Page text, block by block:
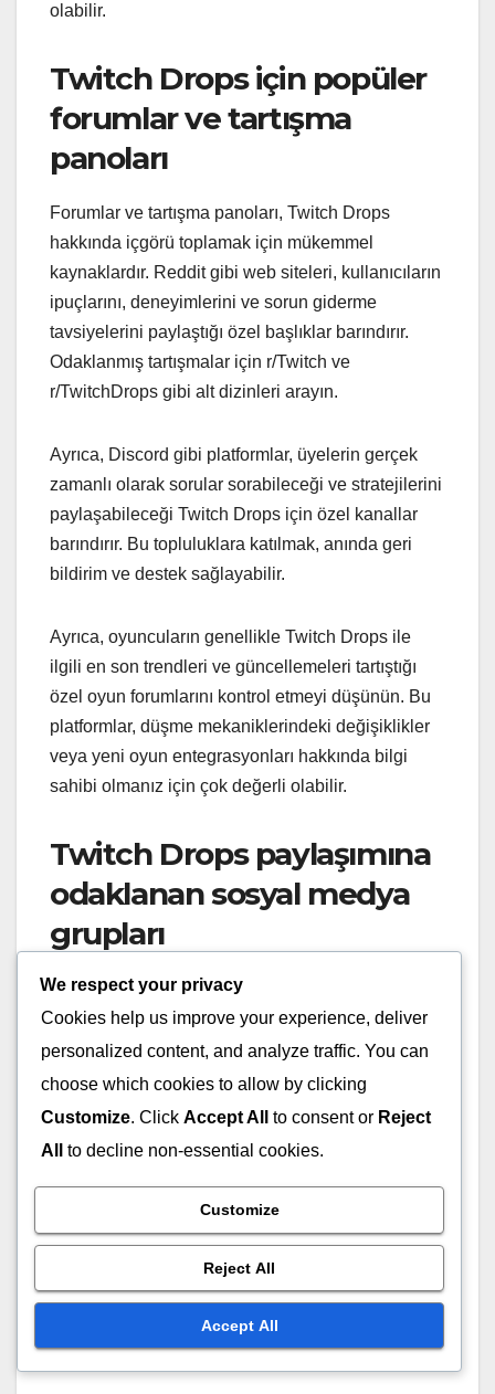
olabilir.
Twitch Drops için popüler
forumlar ve tartışma
panoları
Forumlar ve tartışma panoları, Twitch Drops
hakkında içgörü toplamak için mükemmel
kaynaklardır. Reddit gibi web siteleri, kullanıcıların
ipuçlarını, deneyimlerini ve sorun giderme
tavsiyelerini paylaştığı özel başlıklar barındırır.
Odaklanmış tartışmalar için r/Twitch ve
r/TwitchDrops gibi alt dizinleri arayın.
Ayrıca, Discord gibi platformlar, üyelerin gerçek
zamanlı olarak sorular sorabileceği ve stratejilerini
paylaşabileceği Twitch Drops için özel kanallar
barındırır. Bu topluluklara katılmak, anında geri
bildirim ve destek sağlayabilir.
Ayrıca, oyuncuların genellikle Twitch Drops ile
ilgili en son trendleri ve güncellemeleri tartıştığı
özel oyun forumlarını kontrol etmeyi düşünün. Bu
platformlar, düşme mekaniklerindeki değişiklikler
veya yeni oyun entegrasyonları hakkında bilgi
sahibi olmanız için çok değerli olabilir.
Twitch Drops paylaşımına
odaklanan sosyal medya
grupları
Sosyal medya, Twitch Drops hakkında içgörü
paylaşımı için canlı bir alanıdır. Twitch Drops’a
adanmış Facebook grupları, üyelerin başarılarını
ve zorluklarını paylaştığı gönderilerle doludur. Bu
gruplara katılmak, Drops toplama konusunda aktif
Twitter’da #TwitchDrops gibi belirli etiketleri takip
etmek, sizi gerçek zamanlı güncellemeler ve
tartışmalara yönlendirebilir. Yayıncılar ve
hayranlar, düşüncelerini ve stratejilerini
paylaşarak dinamik bir bilgi kaynağı oluşturur.
We respect your privacy
Cookies help us improve your experience, deliver
personalized content, and analyze traffic. You can
choose which cookies to allow by clicking
Customize. Click Accept All to consent or Reject
All
to decline non-essential cookies.
Customize
Reject All
Accept All